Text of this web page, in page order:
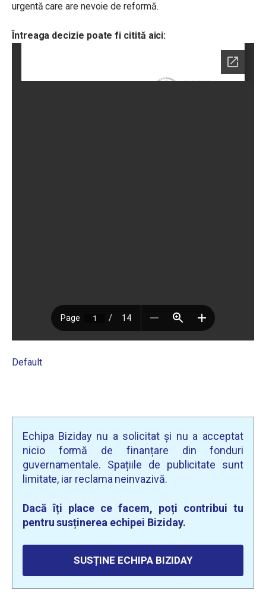
urgentă care are nevoie de reformă.
Întreaga decizie poate fi citită aici:
Default
Echipa Biziday nu a solicitat și nu a acceptat
nicio formă de finanțare din fonduri
guvernamentale. Spațiile de publicitate sunt
limitate, iar reclama neinvazivă.
Dacă îți place ce facem, poți contribui tu
pentru susținerea echipei Biziday.
SUSȚINE ECHIPA BIZIDAY